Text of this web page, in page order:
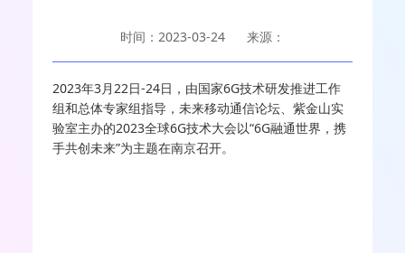
时间：2023-03-24 来源：
2023年3月22日-24日，由国家6G技术研发推进工作
组和总体专家组指导，未来移动通信论坛、紫金山实
验室主办的2023全球6G技术大会以“6G融通世界，携
手共创未来”为主题在南京召开。